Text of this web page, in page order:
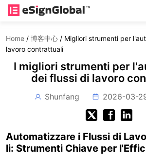
Home / 博客中心 / Migliori strumenti per
lavoro contrattuali
I migliori strumenti per
dei flussi di lavoro
Shunfang 2026-03-
Automatizzare i Flussi di
li: Strumenti Chiave per